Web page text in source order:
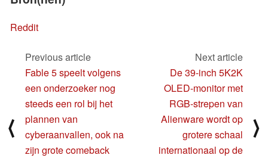
Reddit
⟨
Previous article
Fable 5 speelt volgens
een onderzoeker nog
steeds een rol bij het
plannen van
cyberaanvallen, ook na
zijn grote comeback
Next article
De 39-inch 5K2K
OLED-monitor met
RGB-strepen van
Alienware wordt op
grotere schaal
internationaal op de
⟩